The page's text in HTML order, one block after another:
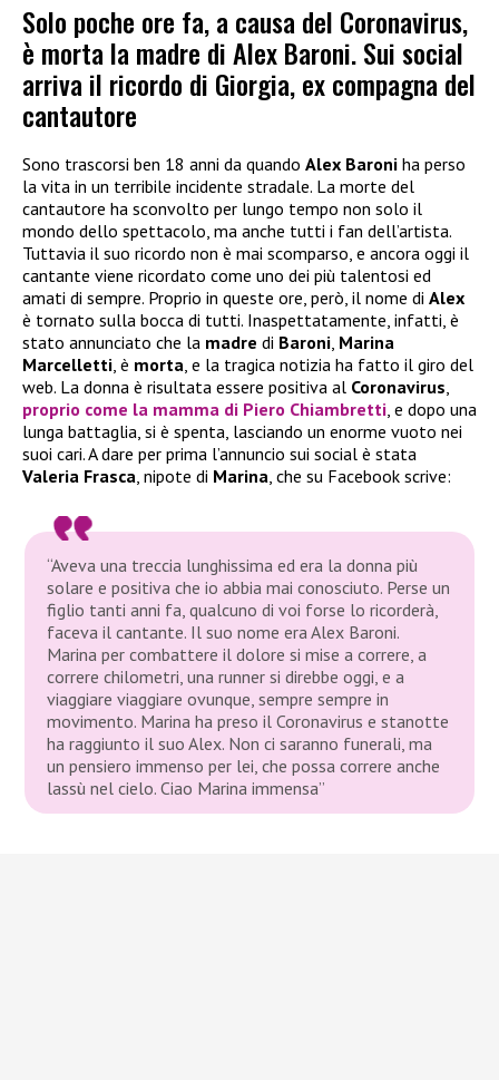
Solo poche ore fa, a causa del Coronavirus,
è morta la madre di Alex Baroni. Sui social
arriva il ricordo di Giorgia, ex compagna del
cantautore
Sono trascorsi ben 18 anni da quando Alex Baroni ha perso
la vita in un terribile incidente stradale. La morte del
cantautore ha sconvolto per lungo tempo non solo il
mondo dello spettacolo, ma anche tutti i fan dell’artista.
Tuttavia il suo ricordo non è mai scomparso, e ancora oggi il
cantante viene ricordato come uno dei più talentosi ed
amati di sempre. Proprio in queste ore, però, il nome di Alex
è tornato sulla bocca di tutti. Inaspettatamente, infatti, è
stato annunciato che la madre di Baroni, Marina
Marcelletti, è morta, e la tragica notizia ha fatto il giro del
web. La donna è risultata essere positiva al Coronavirus,
proprio come la mamma di Piero Chiambretti, e dopo una
lunga battaglia, si è spenta, lasciando un enorme vuoto nei
suoi cari. A dare per prima l’annuncio sui social è stata
Valeria Frasca, nipote di Marina, che su Facebook scrive:
“Aveva una treccia lunghissima ed era la donna più
solare e positiva che io abbia mai conosciuto. Perse un
figlio tanti anni fa, qualcuno di voi forse lo ricorderà,
faceva il cantante. Il suo nome era Alex Baroni.
Marina per combattere il dolore si mise a correre, a
correre chilometri, una runner si direbbe oggi, e a
viaggiare viaggiare ovunque, sempre sempre in
movimento. Marina ha preso il Coronavirus e stanotte
ha raggiunto il suo Alex. Non ci saranno funerali, ma
un pensiero immenso per lei, che possa correre anche
lassù nel cielo. Ciao Marina immensa”